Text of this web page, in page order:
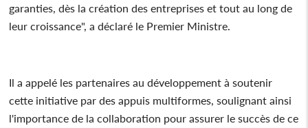
garanties, dès la création des entreprises et tout au long de
leur croissance", a déclaré le Premier Ministre.
Il a appelé les partenaires au développement à soutenir
cette initiative par des appuis multiformes, soulignant ainsi
l'importance de la collaboration pour assurer le succès de ce